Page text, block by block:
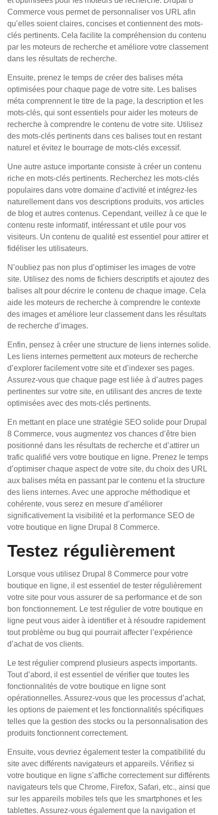
Commerce vous permet de personnaliser vos URL afin
qu’elles soient claires, concises et contiennent des mots-
clés pertinents. Cela facilite la compréhension du contenu
par les moteurs de recherche et améliore votre classement
dans les résultats de recherche.
Ensuite, prenez le temps de créer des balises méta
optimisées pour chaque page de votre site. Les balises
méta comprennent le titre de la page, la description et les
mots-clés, qui sont essentiels pour aider les moteurs de
recherche à comprendre le contenu de votre site. Utilisez
des mots-clés pertinents dans ces balises tout en restant
naturel et évitez le bourrage de mots-clés excessif.
Une autre astuce importante consiste à créer un contenu
riche en mots-clés pertinents. Recherchez les mots-clés
populaires dans votre domaine d’activité et intégrez-les
naturellement dans vos descriptions produits, vos articles
de blog et autres contenus. Cependant, veillez à ce que le
contenu reste informatif, intéressant et utile pour vos
visiteurs. Un contenu de qualité est essentiel pour attirer et
fidéliser les utilisateurs.
N’oubliez pas non plus d’optimiser les images de votre
site. Utilisez des noms de fichiers descriptifs et ajoutez des
balises alt pour décrire le contenu de chaque image. Cela
aide les moteurs de recherche à comprendre le contexte
des images et améliore leur classement dans les résultats
de recherche d’images.
Enfin, pensez à créer une structure de liens internes solide.
Les liens internes permettent aux moteurs de recherche
d’explorer facilement votre site et d’indexer ses pages.
Assurez-vous que chaque page est liée à d’autres pages
pertinentes sur votre site, en utilisant des ancres de texte
optimisées avec des mots-clés pertinents.
En mettant en place une stratégie SEO solide pour Drupal
8 Commerce, vous augmentez vos chances d’être bien
positionné dans les résultats de recherche et d’attirer un
trafic qualifié vers votre boutique en ligne. Prenez le temps
d’optimiser chaque aspect de votre site, du choix des URL
aux balises méta en passant par le contenu et la structure
des liens internes. Avec une approche méthodique et
cohérente, vous serez en mesure d’améliorer
significativement la visibilité et la performance SEO de
votre boutique en ligne Drupal 8 Commerce.
Testez régulièrement
Lorsque vous utilisez Drupal 8 Commerce pour votre
boutique en ligne, il est essentiel de tester régulièrement
votre site pour vous assurer de sa performance et de son
bon fonctionnement. Le test régulier de votre boutique en
ligne peut vous aider à identifier et à résoudre rapidement
tout problème ou bug qui pourrait affecter l’expérience
d’achat de vos clients.
Le test régulier comprend plusieurs aspects importants.
Tout d’abord, il est essentiel de vérifier que toutes les
fonctionnalités de votre boutique en ligne sont
opérationnelles. Assurez-vous que les processus d’achat,
les options de paiement et les fonctionnalités spécifiques
telles que la gestion des stocks ou la personnalisation des
produits fonctionnent correctement.
Ensuite, vous devriez également tester la compatibilité du
site avec différents navigateurs et appareils. Vérifiez si
votre boutique en ligne s’affiche correctement sur différents
navigateurs tels que Chrome, Firefox, Safari, etc., ainsi que
sur les appareils mobiles tels que les smartphones et les
tablettes. Assurez-vous également que la navigation et